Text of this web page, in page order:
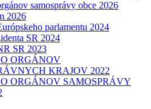
samosprávy obce 2026
2026
parlamentu 2024
SR 2024
SR 2023
ORGÁNOV
KRAJOV 2022
ORGÁNOV SAMOSPRÁVY